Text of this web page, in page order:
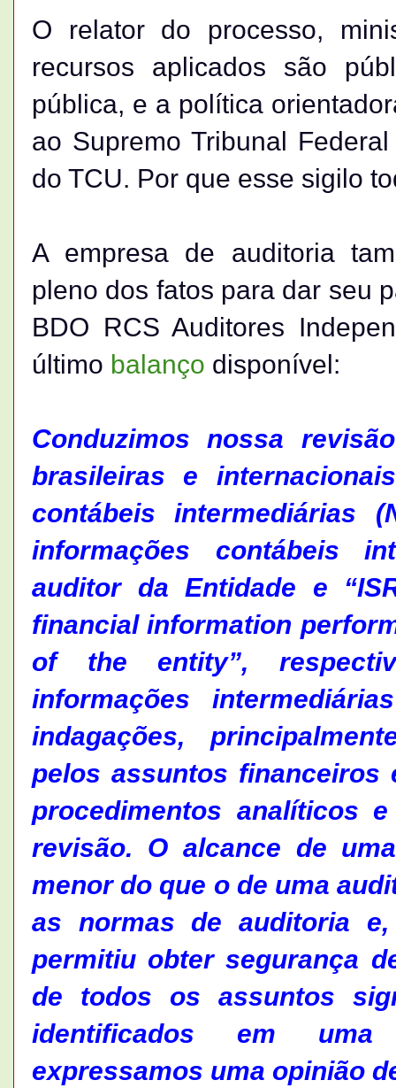
O relator do processo,
recursos aplicados são
pública, e a política
ao Supremo Tribunal
do TCU. Por que esse sigilo
A empresa de auditoria
pleno dos fatos para dar seu
BDO RCS Auditores
último balanço disponível:
Conduzimos nossa
brasileiras e
contábeis intermediárias
informações contábeis
auditor da Entidade e
financial information
of the entity”,
informações
indagações,
pelos assuntos financeiros
procedimentos analíticos
revisão. O alcance de
menor do que o de uma
as normas de auditoria e,
permitiu obter segurança
de todos os assuntos
identificados em
expressamos uma opinião